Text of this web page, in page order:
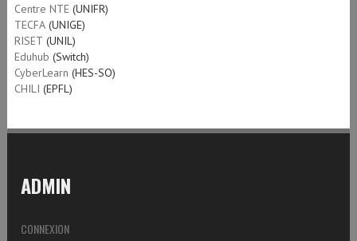
Centre NTE(UNIFR)
TECFA(UNIGE)
RISET (UNIL)
Eduhub (Switch)
CyberLearn (HES-SO)
CHILI (EPFL)
ADMIN
CONNEXION